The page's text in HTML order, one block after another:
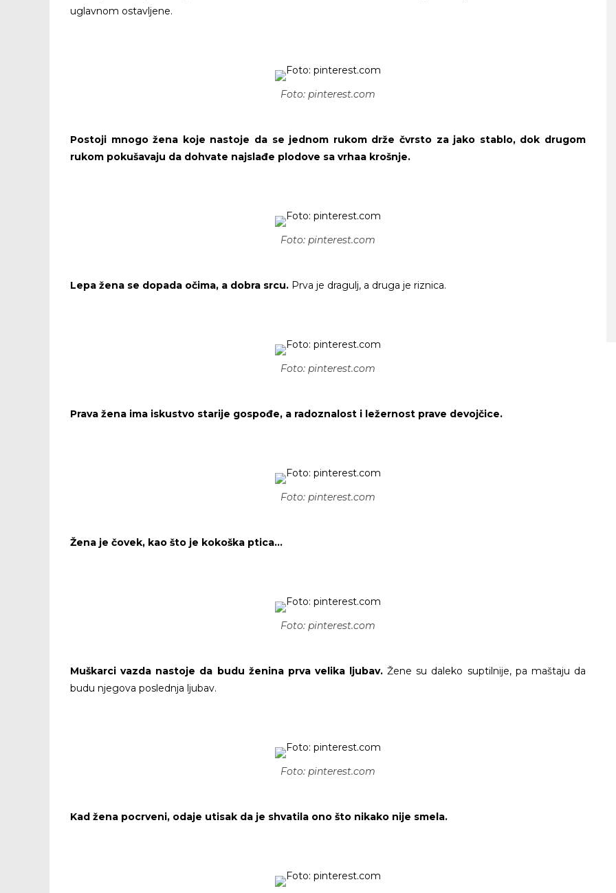
uglavnom ostavljene.
Foto: pinterest.com
Postoji mnogo žena koje nastoje da se jednom rukom drže čvrsto za jako stablo, dok drugom
rukom pokušavaju da dohvate najslađe plodove sa vrhaa krošnje.
Foto: pinterest.com
Lepa žena se dopada očima, a dobra srcu. Prva je dragulj, a druga je riznica.
Foto: pinterest.com
Prava žena ima iskustvo starije gospođe, a radoznalost i ležernost prave devojčice.
Foto: pinterest.com
Žena je čovek, kao što je kokoška ptica…
Foto: pinterest.com
Muškarci vazda nastoje da budu ženina prva velika ljubav.Žene su daleko suptilnije, pa maštaju da
budu njegova poslednja ljubav.
Foto: pinterest.com
Kad žena pocrveni, odaje utisak da je shvatila ono što nikako nije smela.
DIV ZLATNOG SRCA
SA MORA NA PLANINU ZA SAMO